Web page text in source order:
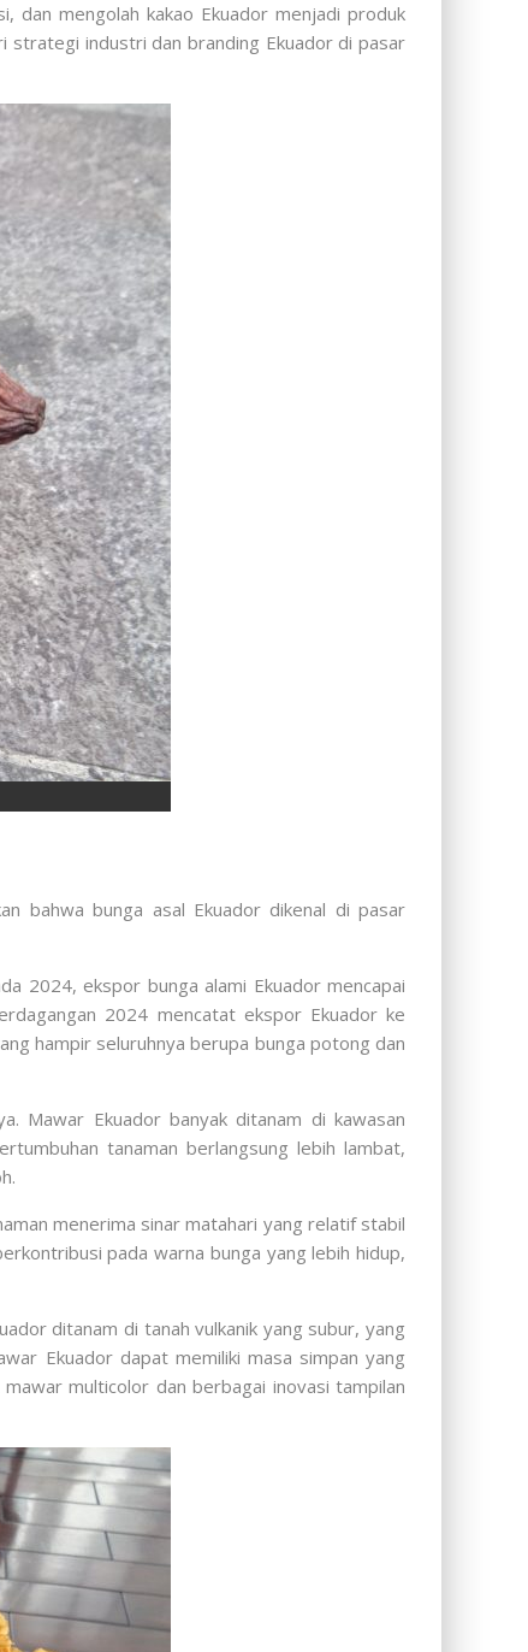
dan mengolah kakao Ekuador menjadi produk
strategi industri dan branding Ekuador di pasar
bahwa bunga asal Ekuador dikenal di pasar
2024, ekspor bunga alami Ekuador mencapai
2024 mencatat ekspor Ekuador ke
hampir seluruhnya berupa bunga potong dan
Mawar Ekuador banyak ditanam di kawasan
tanaman berlangsung lebih lambat,
menerima sinar matahari yang relatif stabil
pada warna bunga yang lebih hidup,
ditanam di tanah vulkanik yang subur, yang
Ekuador dapat memiliki masa simpan yang
multicolor dan berbagai inovasi tampilan